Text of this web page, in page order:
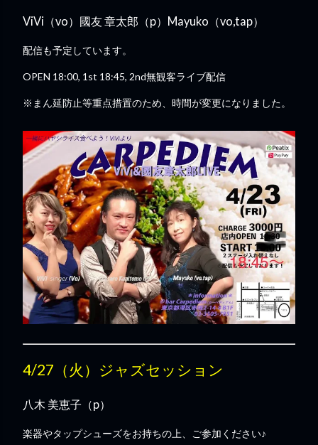
ViVi（vo）國友 章太郎（p）Mayuko（vo,tap）
配信も予定しています。
OPEN 18:00, 1st 18:45, 2nd無観客ライブ配信
※まん延防止等重点措置のため、時間が変更になりました。
4/27（火）ジャズセッション
八木 美恵子（p）
楽器やタップシューズをお持ちの上、ご参加ください♪